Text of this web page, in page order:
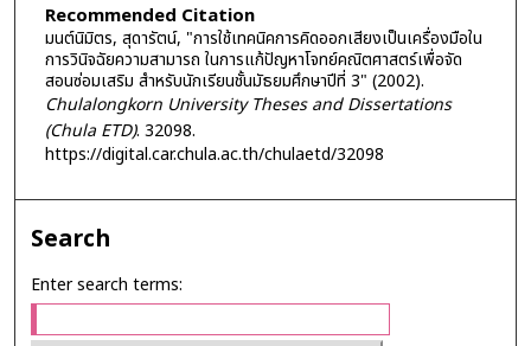
Recommended Citation
มนต์นิมิตร, สุดารัตน์, "การใช้เทคนิคการคิดออกเสียงเป็นเครื่องมือใน
การวินิจฉัยความสามารถ ในการแก้ปัญหาโจทย์คณิตศาสตร์เพื่อจัด
สอนซ่อมเสริม สำหรับนักเรียนชั้นมัธยมศึกษาปีที่ 3" (2002).
Chulalongkorn University Theses and Dissertations
(Chula ETD). 32098.
https://digital.car.chula.ac.th/chulaetd/32098
Search
Enter search terms: